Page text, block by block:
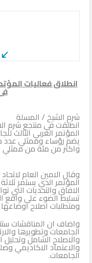
انطلاق فعاليات
شرم الشيخ / المسلة
انطلقت في منتجع شرم
المؤتمر العربي الثالث
يضم رؤساء وممثلي عدد
واكثر من مئة من ممثلي
وقال الامين العام
المؤتمر الذي يستمر
الافاق والتحديات التي
تسليط الضوء على واقع
ومتطلبات اصلاح اوضاعها
واضاف ان المناقشات
الجامعات وتطويرها
والاصلاح الشامل
والاعتماد الاكاديمي
الجامعات.